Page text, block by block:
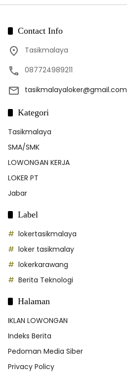
Contact Info
Tasikmalaya
087724989211
tasikmalayaloker@gmail.com
Kategori
Tasikmalaya
SMA/SMK
LOWONGAN KERJA
LOKER PT
Jabar
Label
lokertasikmalaya
loker tasikmalay
lokerkarawang
Berita Teknologi
Halaman
IKLAN LOWONGAN
Indeks Berita
Pedoman Media Siber
Privacy Policy